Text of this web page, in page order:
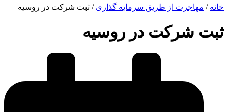
خانه / مهاجرت از طریق سرمایه گذاری / ثبت شرکت در روسیه
ثبت شرکت در روسیه